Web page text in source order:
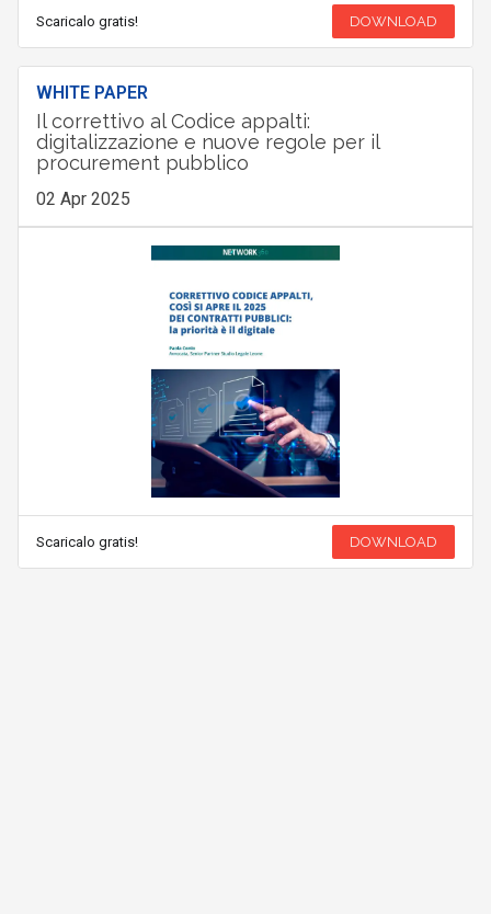
Scaricalo gratis! DOWNLOAD
WHITE PAPER
Il correttivo al Codice appalti:
digitalizzazione e nuove regole per il
procurement pubblico
02 Apr 2025
Scaricalo gratis! DOWNLOAD